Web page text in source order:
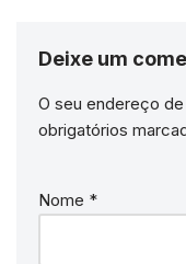
Deixe um
O seu endereço
obrigatórios
Nome *